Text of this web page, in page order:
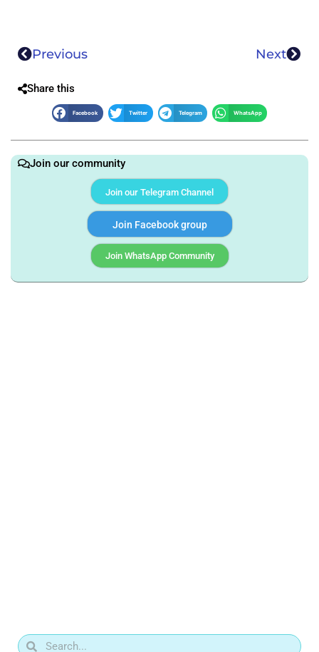
Previous Next
Share this
Facebook Twitter Telegram WhatsApp
Join our community
Join our Telegram Channel
Join Facebook group
Join WhatsApp Community